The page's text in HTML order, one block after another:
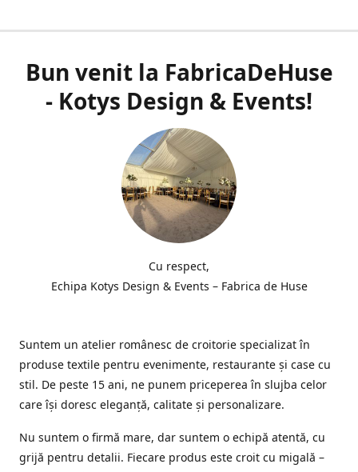
Bun venit la FabricaDeHuse
- Kotys Design & Events!
Cu respect,
Echipa Kotys Design & Events – Fabrica de Huse
Suntem un atelier românesc de croitorie specializat în
produse textile pentru evenimente, restaurante și case cu
stil. De peste 15 ani, ne punem priceperea în slujba celor
care își doresc eleganță, calitate și personalizare.
Nu suntem o firmă mare, dar suntem o echipă atentă, cu
grijă pentru detalii. Fiecare produs este croit cu migală –